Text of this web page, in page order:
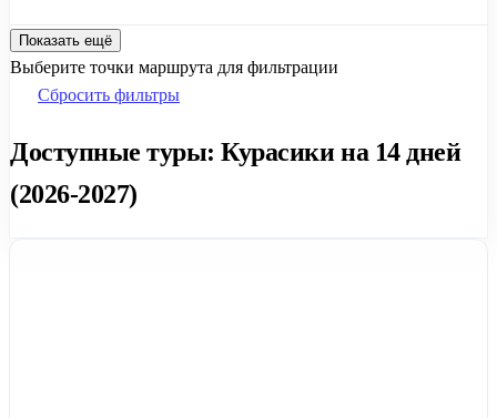
Показать ещё
Выберите точки маршрута для фильтрации
Сбросить фильтры
Доступные туры: Курасики на 14 дней
(2026-2027)